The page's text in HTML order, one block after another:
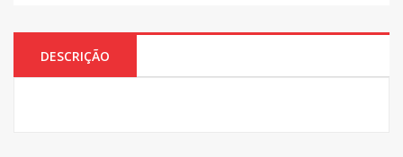
DESCRIÇÃO